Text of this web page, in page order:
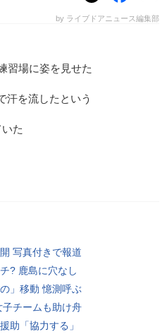
by ライブドアニュース編集部
習場に姿を見せた
汗を流したという
た
写真付きで報道
? 鹿島に穴なし
」移動 憶測呼ぶ
チームも助け舟
助「協力する」